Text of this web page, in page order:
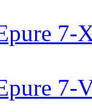
7-
7-